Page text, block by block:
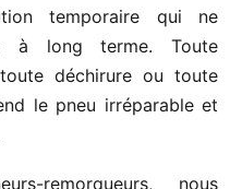
temporaire qui ne
à long terme. Toute
déchirure ou toute
le pneu irréparable et
remorqueurs, nous